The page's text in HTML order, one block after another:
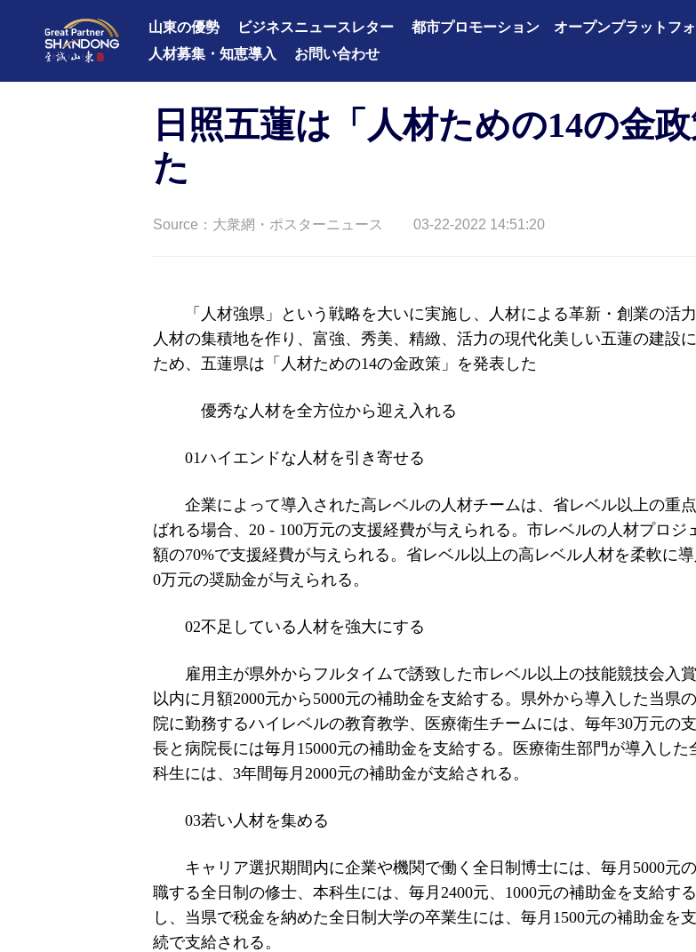
山東の優勢 ビジネスニュースレター 都市プロモーション オープンプラットフ
人材募集・知恵導入
お問い合わせ
日照五蓮は「人材ための14の金
た
Source：大衆網・ポスターニュース 03-22-2022 14:51:20
「人材強県」という戦略を大いに実施し、人材による革新・創業の活
人材の集積地を作り、富強、秀美、精緻、活力の現代化美しい五蓮の建設
ため、五蓮県は「人材ための14の金政策」を発表した
優秀な人材を全方位から迎え入れる
01ハイエンドな人材を引き寄せる
企業によって導入された高レベルの人材チームは、省レベル以上の重
ばれる場合、20 - 100万元の支援経費が与えられる。市レベルの人材プロ
額の70%で支援経費が与えられる。省レベル以上の高レベル人材を柔軟に
0万元の奨励金が与えられる。
02不足している人材を強大にする
雇用主が県外からフルタイムで誘致した市レベル以上の技能競技会入
以内に月額2000元から5000元の補助金を支給する。県外から導入した当県
院に勤務するハイレベルの教育教学、医療衛生チームには、毎年30万元の
長と病院長には毎月15000元の補助金を支給する。医療衛生部門が導入し
科生には、3年間毎月2000元の補助金が支給される。
03若い人材を集める
キャリア選択期間内に企業や機関で働く全日制博士には、毎月5000元
職する全日制の修士、本科生には、毎月2400元、1000元の補助金を支給す
し、当県で税金を納めた全日制大学の卒業生には、毎月1500元の補助金を
続で支給される。